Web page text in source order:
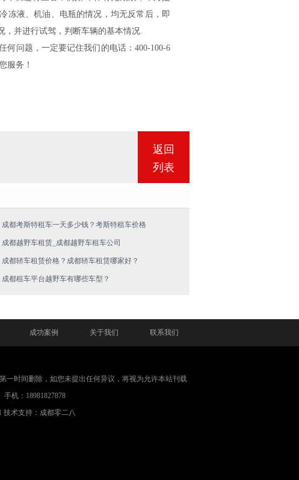
冻液、机油、电瓶的情况，均无反常后，即
并进行试驾，判断车辆的基本情况.
问题，一定要记住我们的电话：400-100-6
服务！
返回
列表
成都考斯特租车一天多少钱？考斯特租车价格
成都越野车租赁_成都越野车租车公司
成都轿车租赁价格？成都轿车租赁哪家好？
成都租车平台越野车有哪些车型？
成功案例 关于我们 联系我们
一时间删除，如您未提出任何异议，将视为允许本站刊载
机：18981827878
技术支持：成都零二八